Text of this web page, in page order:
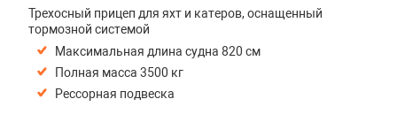
Трехосный прицеп для яхт и катеров, оснащенный
тормозной системой
Максимальная длина судна 820 см
Полная масса 3500 кг
Рессорная подвеска